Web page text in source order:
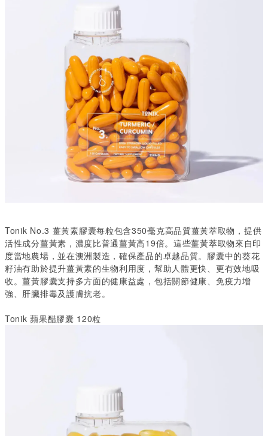
Tonik No.3 薑黃素膠囊每粒包含350毫克高品質薑黃萃取物，提供
活性成分薑黃素，濃度比普通薑黃高19倍。這些薑黃萃取物來自印
度當地農場，並在澳洲製造，確保產品的卓越品質。膠囊中的葵花
籽油有助於提升薑黃素的生物利用度，幫助人體更快、更有效地吸
收。薑黃膠囊支持多方面的健康益處，包括關節健康、免疫力增
強、肝臟排毒及護膚抗老。
Tonik 蘋果醋膠囊 120粒